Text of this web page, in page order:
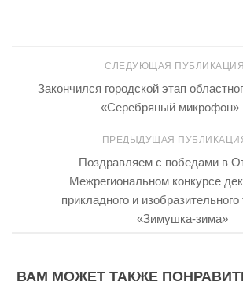
СЛЕДУЮЩАЯ ПУБЛИКАЦИЯ
Закончился городской этап
«Серебряный микрофон»
ПРЕДЫДУЩАЯ
Поздравляем с победами в
Межрегиональном конкурсе
прикладного и изобразительного
«Зимушка-зима»
ВАМ МОЖЕТ ТАКЖЕ